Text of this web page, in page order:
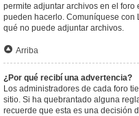
permite adjuntar archivos en el
pueden hacerlo. Comuníquese con
qué no puede adjuntar archivos.
Arriba
¿Por qué recibí una advertencia?
Los administradores de cada foro
sitio. Si ha quebrantado alguna
recuerde que esta es una decisión